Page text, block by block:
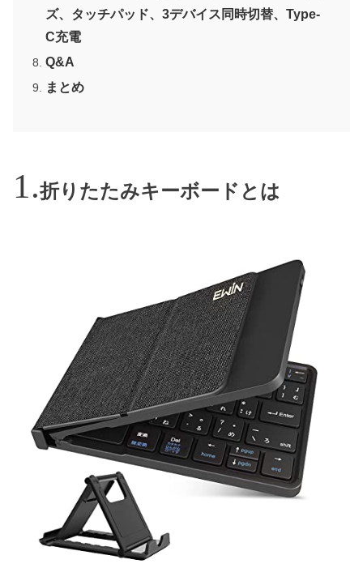
ズ、タッチパッド、3デバイス同時切替、Type-
C充電
Q&A
まとめ
折りたたみキーボードとは